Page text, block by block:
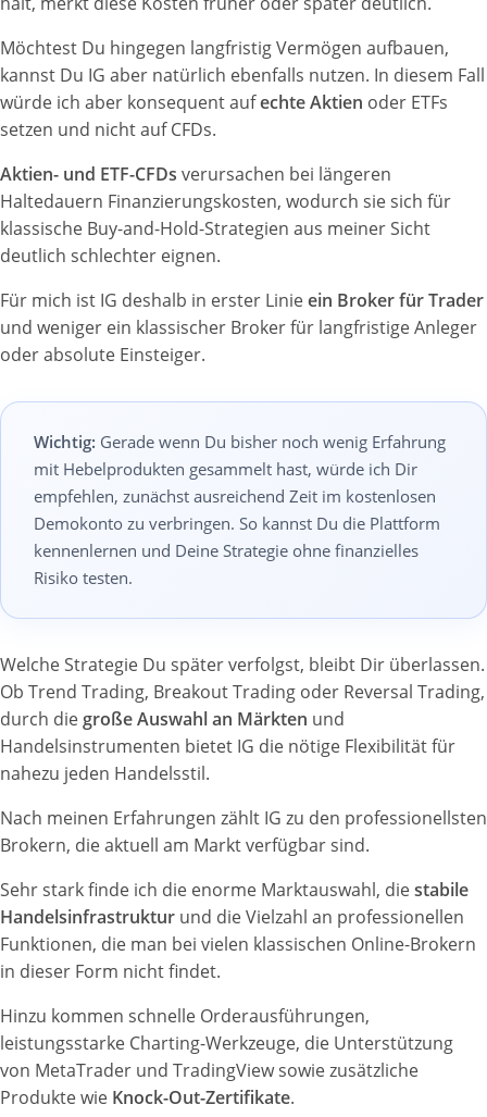
Möchtest Du hingegen langfristig Vermögen aufbauen,
kannst Du IG aber natürlich ebenfalls nutzen. In diesem Fall
würde ich aber konsequent aufechte Aktien oder ETFs
setzen und nicht auf CFDs.
Aktien- und ETF-CFDs verursachen bei längeren
Haltedauern Finanzierungskosten, wodurch sie sich für
klassische Buy-and-Hold-Strategien aus meiner Sicht
deutlich schlechter eignen.
Für mich ist IG deshalb in erster Linieein Broker für Trader
und weniger ein klassischer Broker für langfristige Anleger
oder absolute Einsteiger.
Wichtig: Gerade wenn Du bisher noch wenig Erfahrung
mit Hebelprodukten gesammelt hast, würde ich Dir
empfehlen, zunächst ausreichend Zeit im kostenlosen
Demokonto zu verbringen. So kannst Du die Plattform
kennenlernen und Deine Strategie ohne finanzielles
Risiko testen.
Welche Strategie Du später verfolgst, bleibt Dir überlassen.
Ob Trend Trading, Breakout Trading oder Reversal Trading,
durch die große Auswahl an Märkten und
Handelsinstrumenten bietet IG die nötige Flexibilität für
nahezu jeden Handelsstil.
Nach meinen Erfahrungen zählt IG zu den professionellsten
Brokern, die aktuell am Markt verfügbar sind.
Sehr stark finde ich die enorme Marktauswahl, diestabile
Handelsinfrastruktur und die Vielzahl an professionellen
Funktionen, die man bei vielen klassischen Online-Brokern
in dieser Form nicht findet.
Hinzu kommen schnelle Orderausführungen,
leistungsstarke Charting-Werkzeuge, die Unterstützung
von MetaTrader und TradingView sowie zusätzliche
Produkte wie Knock-Out-Zertifikate.